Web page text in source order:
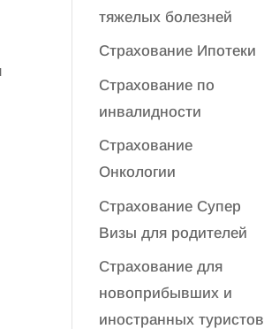
тяжелых болезней
Cтрахование Ипотеки
Страхование по
инвалидности
Страхование
Онкологии
Страхование Супер
Визы для родителей
Страхование для
новоприбывших и
иностранных туристов